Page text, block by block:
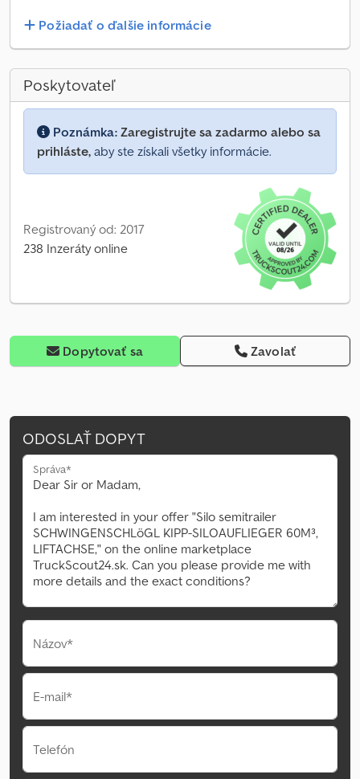
Požiadať o ďalšie informácie
Poskytovateľ
Poznámka: Zaregistrujte sa zadarmo alebo sa
prihláste, aby ste získali všetky informácie.
Registrovaný od: 2017
238 Inzeráty online
Dopytovať sa Zavolať
ODOSLAŤ DOPYT
Správa*
Názov*
E-mail*
Telefón